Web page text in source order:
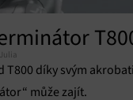
Julia
T800 díky svým
může zajít.